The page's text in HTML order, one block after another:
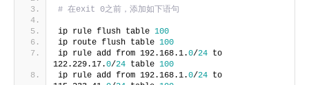
# 在exit 0之前，添加如下语句
ip rule flush table 100
ip route flush table 100
ip rule add from 192.168.1.0/24 to
122.229.17.0/24 table 100
ip rule add from 192.168.1.0/24 to